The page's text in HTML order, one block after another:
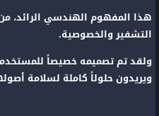
التشفير والخصوصية.
ولقد تم تصميمه خصيصاً
ويريدون حلولاً كاملة لسلامة